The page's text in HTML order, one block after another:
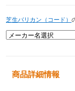
芝生バリカン（コード）
商品詳細情報